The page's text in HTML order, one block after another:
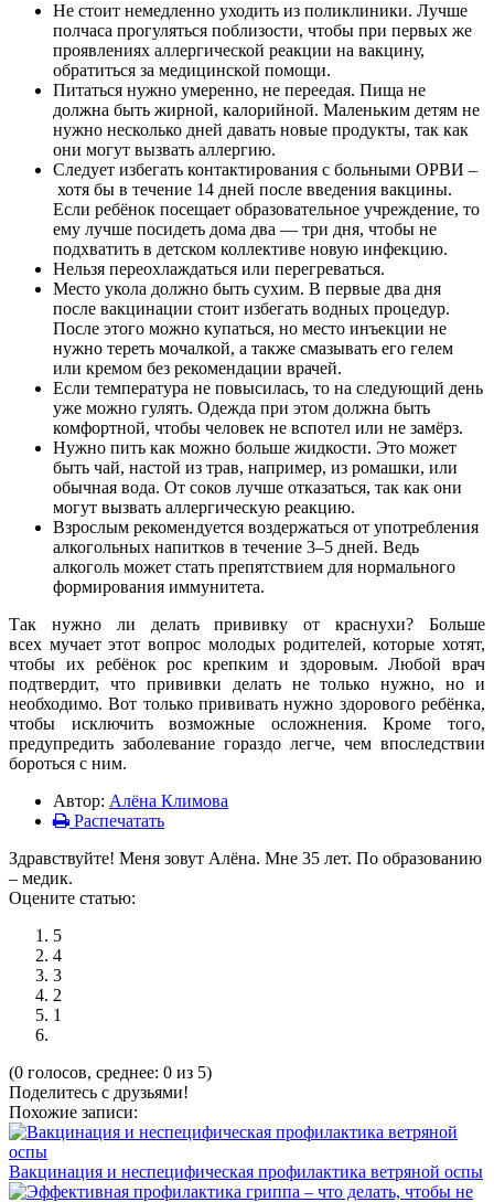
Не стоит немедленно уходить из поликлиники. Лучше
полчаса прогуляться поблизости, чтобы при первых же
проявлениях аллергической реакции на вакцину,
обратиться за медицинской помощи.
Питаться нужно умеренно, не переедая. Пища не
должна быть жирной, калорийной. Маленьким детям не
нужно несколько дней давать новые продукты, так как
они могут вызвать аллергию.
Следует избегать контактирования с больными ОРВИ –
хотя бы в течение 14 дней после введения вакцины.
Если ребёнок посещает образовательное учреждение, то
ему лучше посидеть дома два — три дня, чтобы не
подхватить в детском коллективе новую инфекцию.
Нельзя переохлаждаться или перегреваться.
Место укола должно быть сухим. В первые два дня
после вакцинации стоит избегать водных процедур.
После этого можно купаться, но место инъекции не
нужно тереть мочалкой, а также смазывать его гелем
или кремом без рекомендации врачей.
Если температура не повысилась, то на следующий день
уже можно гулять. Одежда при этом должна быть
комфортной, чтобы человек не вспотел или не замёрз.
Нужно пить как можно больше жидкости. Это может
быть чай, настой из трав, например, из ромашки, или
обычная вода. От соков лучше отказаться, так как они
могут вызвать аллергическую реакцию.
Взрослым рекомендуется воздержаться от употребления
алкогольных напитков в течение 3–5 дней. Ведь
алкоголь может стать препятствием для нормального
формирования иммунитета.
Так нужно ли делать прививку от краснухи? Больше
всех мучает этот вопрос молодых родителей, которые хотят,
чтобы их ребёнок рос крепким и здоровым. Любой врач
подтвердит, что прививки делать не только нужно, но и
необходимо. Вот только прививать нужно здорового ребёнка,
чтобы исключить возможные осложнения. Кроме того,
предупредить заболевание гораздо легче, чем впоследствии
бороться с ним.
Автор: Алёна Климова
Распечатать
Здравствуйте! Меня зовут Алёна. Мне 35 лет. По образованию
– медик.
Оцените статью:
5
4
3
2
1
(0 голосов, среднее: 0 из 5)
Поделитесь с друзьями!
Похожие записи:
Вакцинация и неспецифическая профилактика ветряной оспы